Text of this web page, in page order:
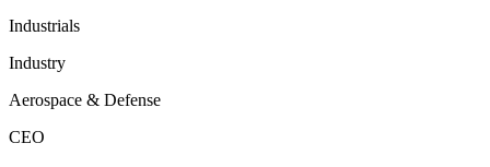
Industrials
Industry
Aerospace & Defense
CEO